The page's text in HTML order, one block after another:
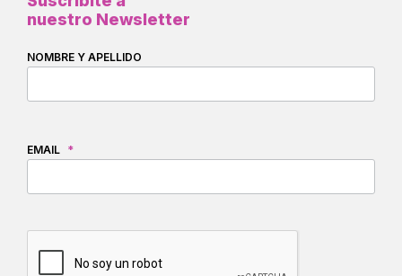
nuestro Newsletter
NOMBRE Y APELLIDO
EMAIL *